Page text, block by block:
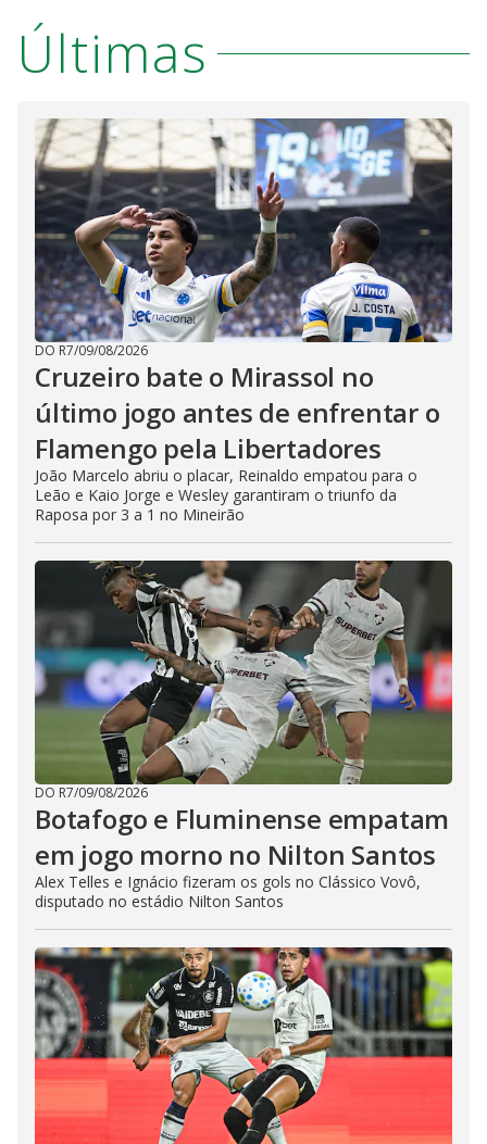
Últimas
DO R7/09/08/2026
Cruzeiro bate o Mirassol no
último jogo antes de enfrentar o
Flamengo pela Libertadores
João Marcelo abriu o placar, Reinaldo empatou para o
Leão e Kaio Jorge e Wesley garantiram o triunfo da
Raposa por 3 a 1 no Mineirão
DO R7/09/08/2026
Botafogo e Fluminense empatam
em jogo morno no Nilton Santos
Alex Telles e Ignácio fizeram os gols no Clássico Vovô,
disputado no estádio Nilton Santos